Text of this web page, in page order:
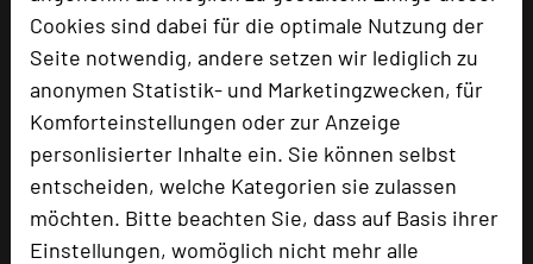
Cookies sind dabei für die optimale Nutzung der
Seite notwendig, andere setzen wir lediglich zu
anonymen Statistik- und Marketingzwecken, für
Komforteinstellungen oder zur Anzeige
personlisierter Inhalte ein. Sie können selbst
entscheiden, welche Kategorien sie zulassen
möchten. Bitte beachten Sie, dass auf Basis ihrer
Einstellungen, womöglich nicht mehr alle
Tagungsplaner
Tagungsleiter